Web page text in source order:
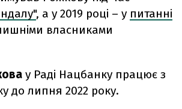
, а у 2019 році – у питанні
власниками
у Раді Нацбанку працює з
до липня 2022 року.